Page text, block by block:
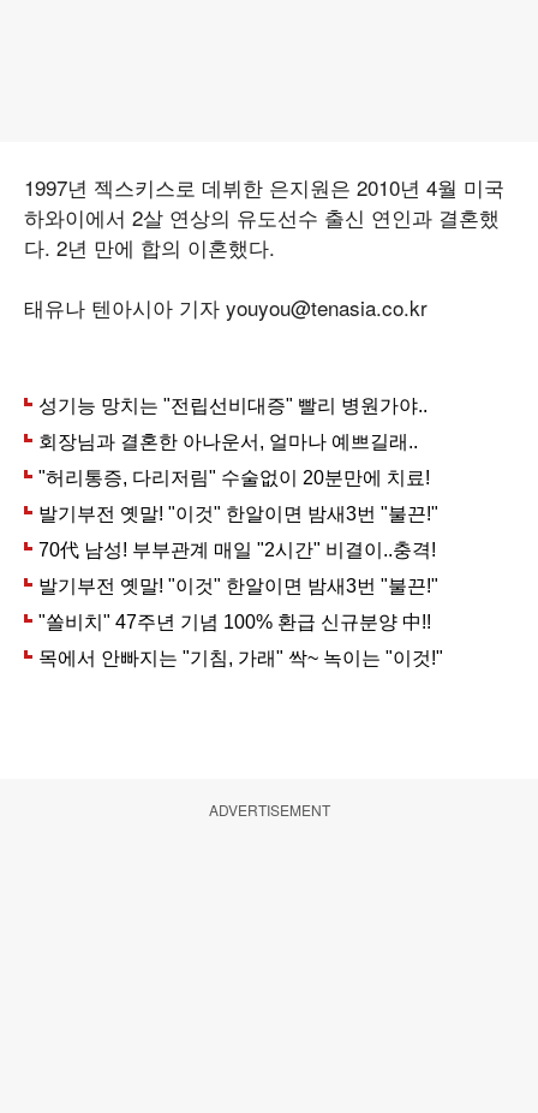
1997년 젝스키스로 데뷔한 은지원은 2010년 4월 미국
하와이에서 2살 연상의 유도선수 출신 연인과 결혼했
다. 2년 만에 합의 이혼했다.
태유나 텐아시아 기자 youyou@tenasia.co.kr
ADVERTISEMENT